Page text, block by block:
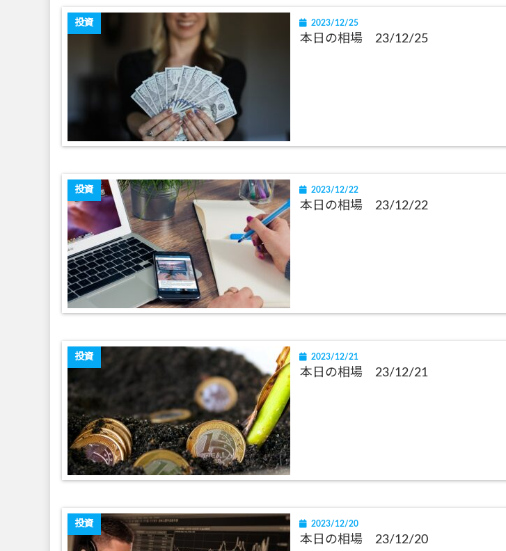
投資 2023/12/25
本日の相場 23/12/25
投資 2023/12/22
本日の相場 23/12/22
投資 2023/12/21
本日の相場 23/12/21
投資 2023/12/20
本日の相場 23/12/20